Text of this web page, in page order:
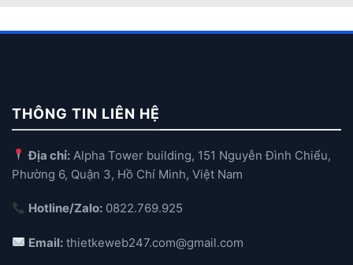
THÔNG TIN LIÊN HỆ
Địa chỉ: Alpha Tower building, 151 Nguyễn Đình Chiểu,
Phường 6, Quận 3, Hồ Chí Minh, Việt Nam
Hotline/Zalo: 0822.769.925
Email: thietkeweb247.com@gmail.com